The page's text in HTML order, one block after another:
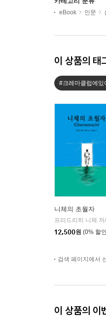
eBook 인문
이 상품의 태
#크레마클럽에있
니체의 초월자
12,500원 (0% 할
검색 페이지에서
이 상품의 이